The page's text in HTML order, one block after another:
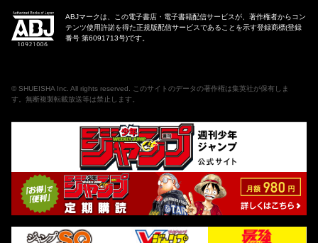
ABJマークは、この電子書店・電子書籍配信サービスが、著作権者からコン
テンツ使用許諾を得た正規版配信サービスであることを示す登録商標(登録
番号 第6091713号)です。
© SHUEISHA Inc . All rights reserved. このサイトのデータの著作権は集英社が保有しま
す。無断複製転載放送等は禁止します。